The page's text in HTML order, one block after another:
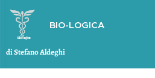
BIO-LOGICA
di Stefano Aldeghi